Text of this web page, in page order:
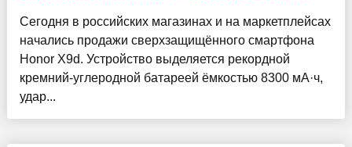
Сегодня в российских магазинах и на маркетплейсах
начались продажи сверхзащищённого смартфона
Honor X9d. Устройство выделяется рекордной
кремний-углеродной батареей ёмкостью 8300 мА·ч,
удар...